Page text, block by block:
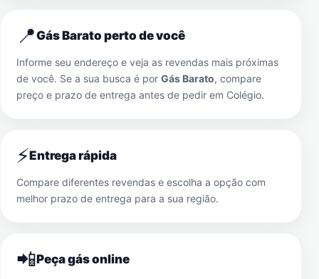
📍Gás Barato perto de você
Informe seu endereço e veja as revendas mais próximas
de você. Se a sua busca é por Gás Barato, compare
preço e prazo de entrega antes de pedir em Colégio.
⚡Entrega rápida
Compare diferentes revendas e escolha a opção com
melhor prazo de entrega para a sua região.
📲Peça gás online